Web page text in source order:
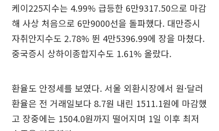
케이225지수는 4.99% 급등한 6만9317.50으로 마감
해 사상 처음으로 6만9000선을 돌파했다. 대만증시
자취안지수도 2.78% 뛴 4만5396.99에 장을 마쳤다.
중국증시 상하이종합지수도 1.61% 올랐다.
환율도 안정세를 보였다. 서울 외환시장에서 원·달러
환율은 전 거래일보다 8.7원 내린 1511.1원에 마감했
고 장중에는 1504.0원까지 떨어지며 1일 이후 최저